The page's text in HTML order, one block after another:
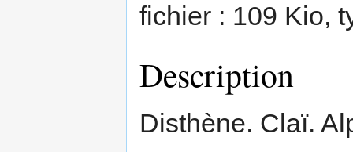
fichier : 109 Kio,
Description
Disthène. Claï.